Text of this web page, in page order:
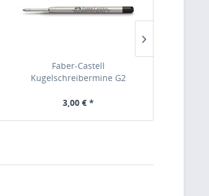
Faber-Castell
Kugelschreibermine G2
3,00 € *